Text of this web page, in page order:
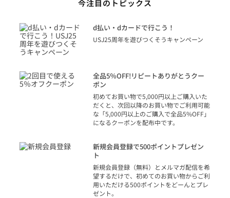
今注目のトピックス
d払い・dカードで行こう！
USJ25周年を遊びつくそうキャンペーン
全品5％OFF!リピートありがとうクー
ポン
初めてお買い物で5,000円以上ご購入いた
だくと、次回以降のお買い物でご利用可能
な「5,000円以上のご購入で全品5%OFF」
になるクーポンを配布中です。
新規会員登録で500ポイントプレゼン
ト
新規会員登録（無料）とメルマガ配信を希
望するだけで、初めてのお買い物からご利
用いただける500ポイントをどーんとプレ
ゼント。